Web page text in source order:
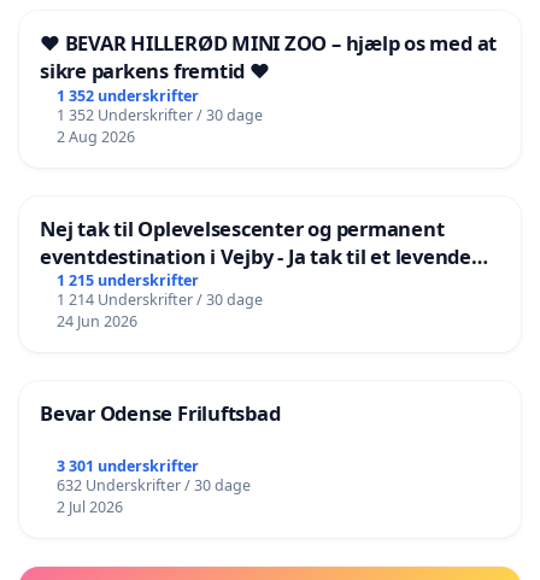
❤️ BEVAR HILLERØD MINI ZOO – hjælp os med at
sikre parkens fremtid ❤️
1 352 underskrifter
1 352 Underskrifter / 30 dage
2 Aug 2026
Nej tak til Oplevelsescenter og permanent
eventdestination i Vejby - Ja tak til et levende
lokalområde i balance
1 215 underskrifter
1 214 Underskrifter / 30 dage
24 Jun 2026
Bevar Odense Friluftsbad
3 301 underskrifter
632 Underskrifter / 30 dage
2 Jul 2026